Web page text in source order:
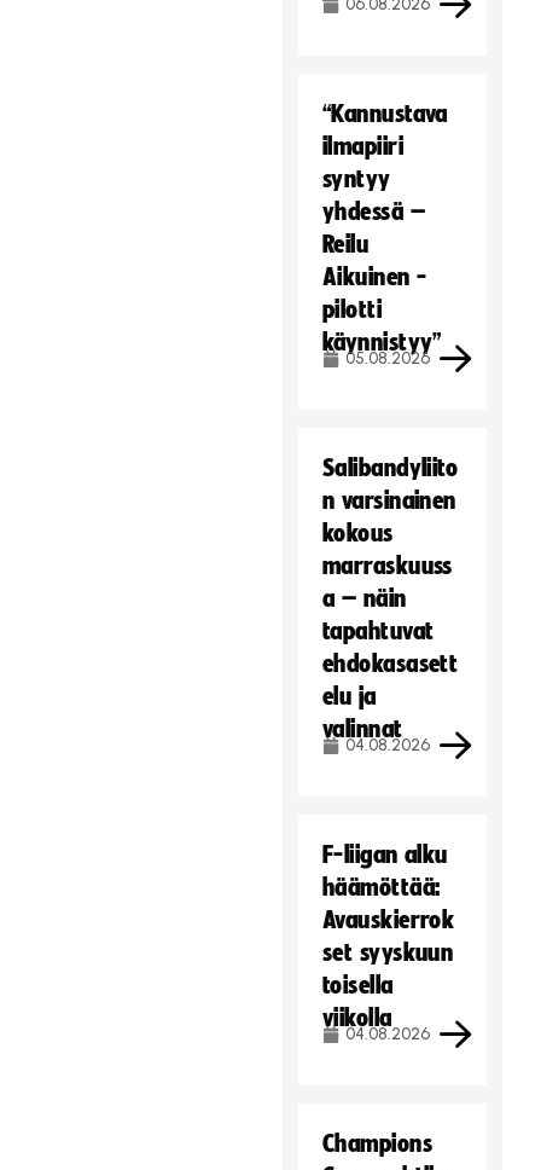
06.08.2026
“Kannustava
ilmapiiri
syntyy
yhdessä –
Reilu
Aikuinen -
pilotti
käynnistyy”
05.08.2026
Salibandyliito
n varsinainen
kokous
marraskuuss
a – näin
tapahtuvat
ehdokasasett
elu ja
valinnat
04.08.2026
F-liigan alku
häämöttää:
Avauskierrok
set syyskuun
toisella
viikolla
04.08.2026
Champions